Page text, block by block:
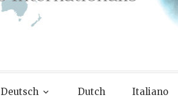
Deutsch Dutch Italiano